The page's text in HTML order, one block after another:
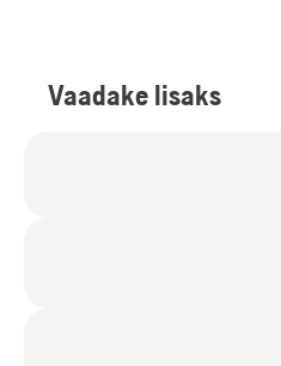
Vaadake lisaks